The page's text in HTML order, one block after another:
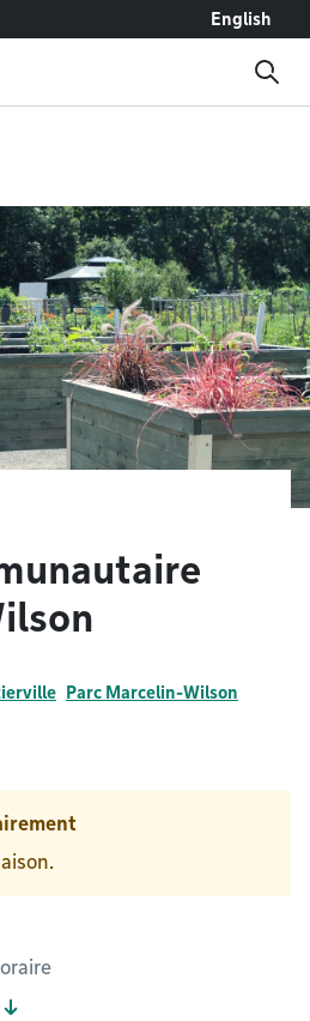
English
Parc Marcelin-Wilson